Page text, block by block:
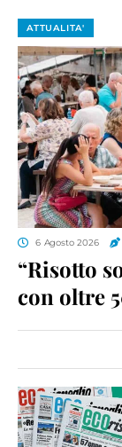
ATTUALITA'
6 Agosto 2026
“Risotto
con oltre